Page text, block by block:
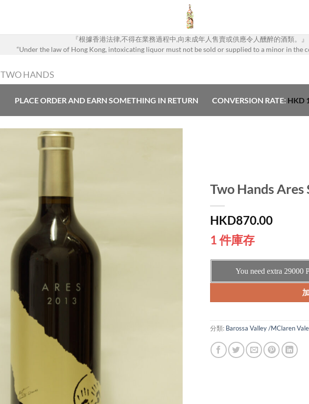
『根據香港法律,不得在業務過程中,向未成年人售賣或供應令人醺醉的酒類。』
“Under the law of Hong Kong, intoxicating liquor must not be sold or supplied to a minor in the
TWO HANDS
PLACE ORDER AND EARN SOMETHING IN RETURN CONVERSION RATE: HKD
Two Hands Ares
HKD870.00
1 件庫存
You need extra 29000
分類: Barossa Valley /MClaren Vale